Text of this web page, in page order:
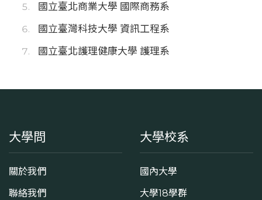
國立臺北商業大學 國際商務系
國立臺灣科技大學 資訊工程系
國立臺北護理健康大學 護理系
大學問
關於我們
聯絡我們
大學校系
國內大學
大學18學群